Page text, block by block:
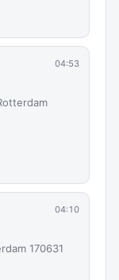
04:53
04:10
170631